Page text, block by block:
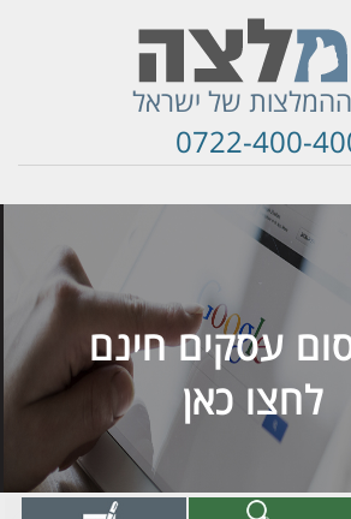
של ישראל
0722-400-
עסקים חינם
לחצו כאן